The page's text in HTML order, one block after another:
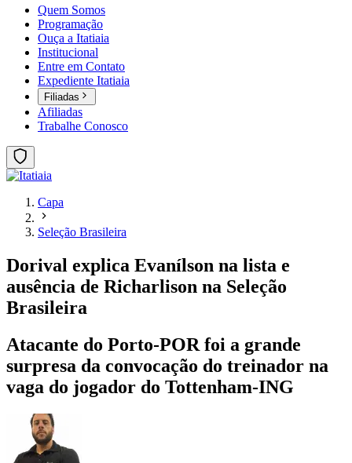
Quem Somos
Programação
Ouça a Itatiaia
Institucional
Entre em Contato
Expediente Itatiaia
Filiadas
Afiliadas
Trabalhe Conosco
Capa
Seleção Brasileira
Dorival explica Evanílson na lista e
ausência de Richarlison na Seleção
Brasileira
Atacante do Porto-POR foi a grande
surpresa da convocação do treinador na
vaga do jogador do Tottenham-ING